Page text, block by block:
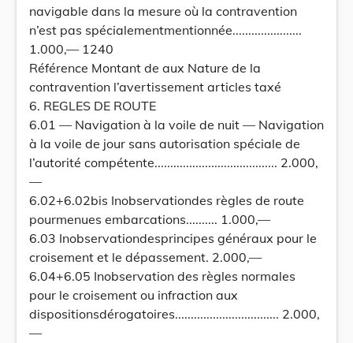
navigable dans la mesure où la contravention
n’est pas spécialementmentionnée......................
1.000,— 1240
Référence Montant de aux Nature de la
contravention l’avertissement articles taxé
6. REGLES DE ROUTE
6.01 — Navigation à la voile de nuit — Navigation
à la voile de jour sans autorisation spéciale de
l’autorité compétente....................................... 2.000,
—
6.02+6.02bis Inobservationdes règles de route
pourmenues embarcations.......... 1.000,—
6.03 Inobservationdesprincipes généraux pour le
croisement et le dépassement. 2.000,—
6.04+6.05 Inobservation des règles normales
pour le croisement ou infraction aux
dispositionsdérogatoires................................. 2.000,
—